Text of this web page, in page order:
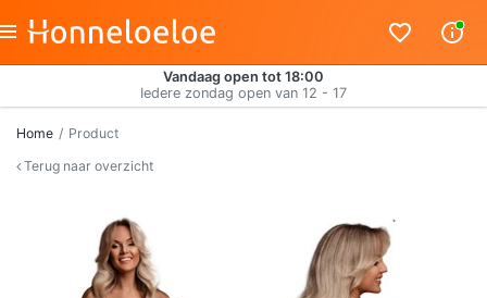
Vandaag open tot 18:00
Iedere zondag open van 12 - 17
Home
Product
Terug naar overzicht